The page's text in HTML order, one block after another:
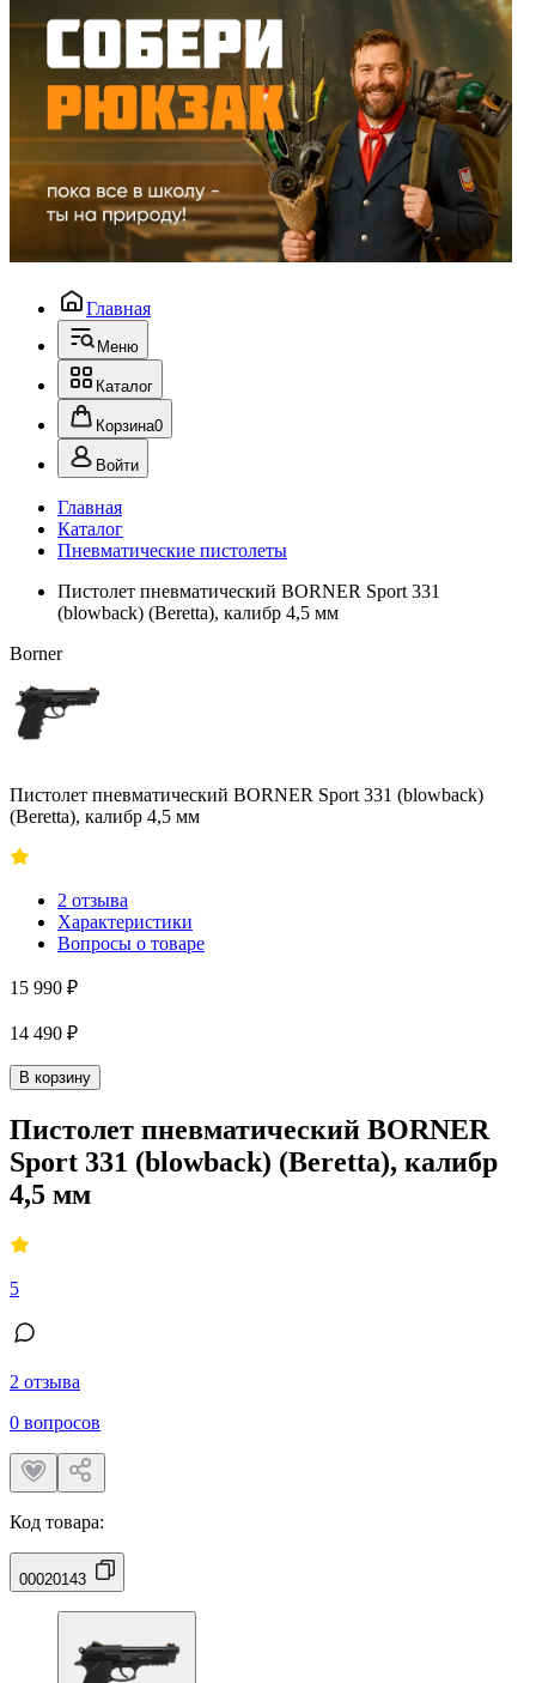
Главная
Меню
Каталог
Корзина0
Войти
Главная
Каталог
Пневматические пистолеты
Пистолет пневматический BORNER Sport 331
(blowback) (Beretta), калибр 4,5 мм
Borner
Пистолет пневматический BORNER Sport 331 (blowback)
(Beretta), калибр 4,5 мм
2 отзыва
Характеристики
Вопросы о товаре
15 990 ₽
14 490 ₽
В корзину
Пистолет пневматический BORNER
Sport 331 (blowback) (Beretta), калибр
4,5 мм
5
2 отзыва
0 вопросов
Код товара:
00020143